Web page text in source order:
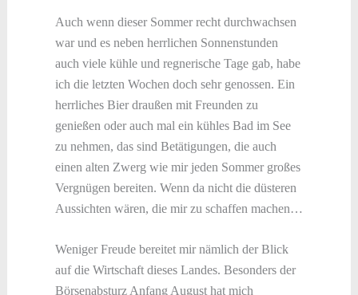
Auch wenn dieser Sommer recht durchwachsen
war und es neben herrlichen Sonnenstunden
auch viele kühle und regnerische Tage gab, habe
ich die letzten Wochen doch sehr genossen. Ein
herrliches Bier draußen mit Freunden zu
genießen oder auch mal ein kühles Bad im See
zu nehmen, das sind Betätigungen, die auch
einen alten Zwerg wie mir jeden Sommer großes
Vergnügen bereiten. Wenn da nicht die düsteren
Aussichten wären, die mir zu schaffen machen…
Weniger Freude bereitet mir nämlich der Blick
auf die Wirtschaft dieses Landes. Besonders der
Börsenabsturz Anfang August hat mich